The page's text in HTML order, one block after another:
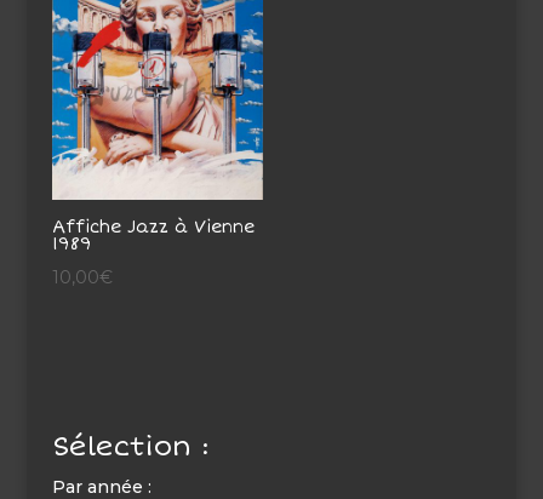
Affiche Jazz à Vienne
1989
10,00€
Sélection :
Par année :